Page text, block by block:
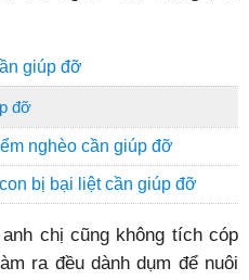
giúp đỡ
đỡ
nghèo cần giúp đỡ
bị bại liệt cần giúp đỡ
chị cũng không tích cóp
ra đều dành dụm để nuôi